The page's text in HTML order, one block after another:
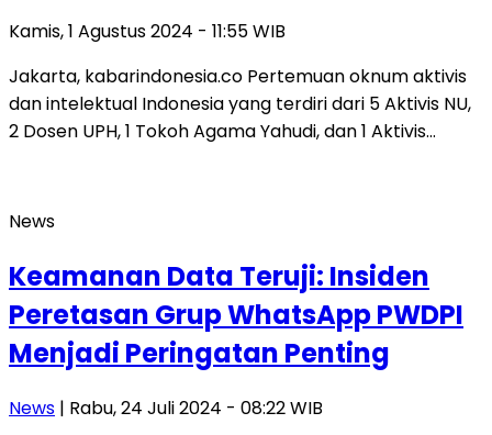
Kamis, 1 Agustus 2024 - 11:55 WIB
Jakarta, kabarindonesia.co Pertemuan oknum aktivis
dan intelektual Indonesia yang terdiri dari 5 Aktivis NU,
2 Dosen UPH, 1 Tokoh Agama Yahudi, dan 1 Aktivis…
News
Keamanan Data Teruji: Insiden
Peretasan Grup WhatsApp PWDPI
Menjadi Peringatan Penting
News | Rabu, 24 Juli 2024 - 08:22 WIB